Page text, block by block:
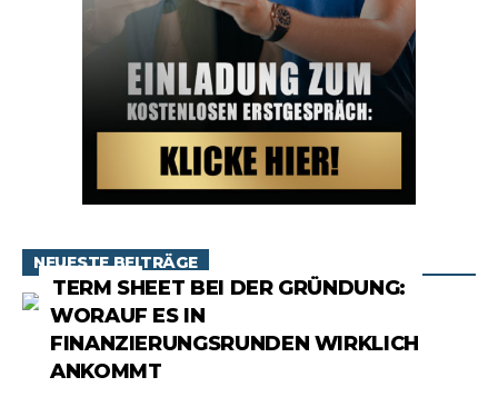
NEUESTE BEITRÄGE
TERM SHEET BEI DER GRÜNDUNG:
WORAUF ES IN
FINANZIERUNGSRUNDEN WIRKLICH
ANKOMMT